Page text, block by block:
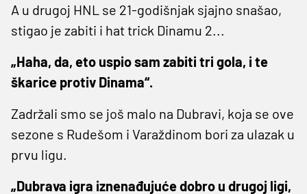
A u drugoj HNL se 21-godišnjak sjajno snašao,
stigao je zabiti i hat trick Dinamu 2...
„Haha, da, eto uspio sam zabiti tri gola, i te
škarice protiv Dinama“.
Zadržali smo se još malo na Dubravi, koja se ove
sezone s Rudešom i Varaždinom bori za ulazak u
prvu ligu.
„Dubrava igra iznenađujuće dobro u drugoj ligi,